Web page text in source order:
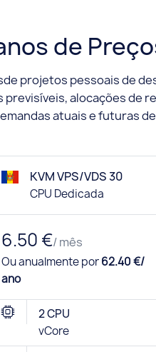
de
projetos pessoais de
alocações de
atuais e futuras
KVM VPS/VDS 30
CPU Dedicada
6.50 €/ mês
Ou anualmente por62.40 €/
ano
2 CPU
vCore